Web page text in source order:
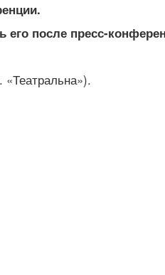
после пресс-